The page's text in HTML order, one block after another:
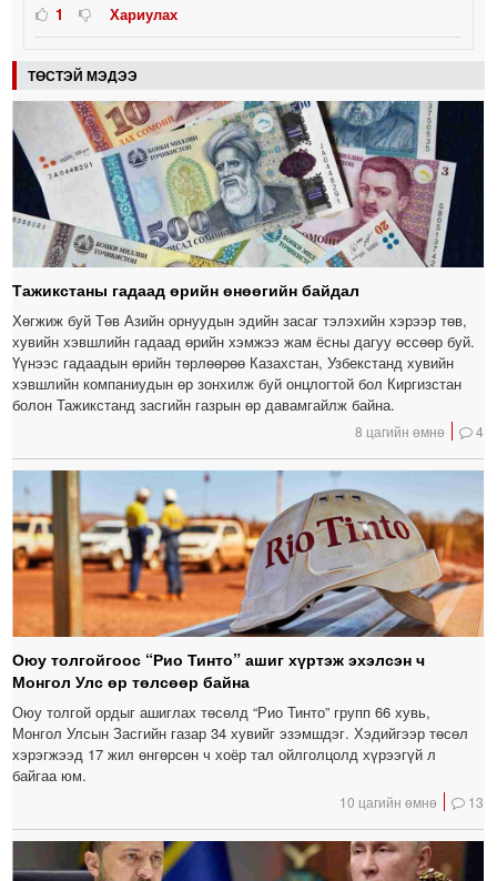
1
Хариулах
ТӨСТЭЙ МЭДЭЭ
Тажикстаны гадаад өрийн өнөөгийн байдал
Хөгжиж буй Төв Азийн орнуудын эдийн засаг тэлэхийн хэрээр төв,
хувийн хэвшлийн гадаад өрийн хэмжээ жам ёсны дагуу өссөөр буй.
Үүнээс гадаадын өрийн төрлөөрөө Казахстан, Узбекстанд хувийн
хэвшлийн компаниудын өр зонхилж буй онцлогтой бол Киргизстан
болон Тажикстанд засгийн газрын өр давамгайлж байна.
8 цагийн өмнө 4
Оюу толгойгоос “Рио Тинто” ашиг хүртэж эхэлсэн ч
Монгол Улс өр төлсөөр байна
Оюу толгой ордыг ашиглах төсөлд “Рио Тинто” групп 66 хувь,
Монгол Улсын Засгийн газар 34 хувийг эзэмшдэг. Хэдийгээр төсөл
хэрэгжээд 17 жил өнгөрсөн ч хоёр тал ойлголцолд хүрээгүй л
байгаа юм.
10 цагийн өмнө 13